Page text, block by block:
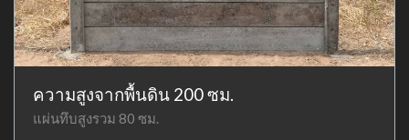
ความสูงจากพื้นดิน 200 ซม.
แผ่นทึบสูงรวม 80 ซม.